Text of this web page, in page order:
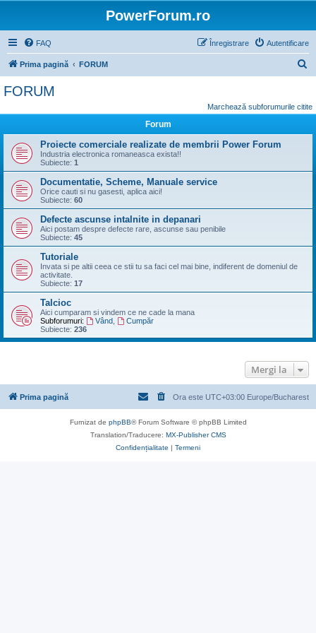
PowerForum.ro
FAQ Autentificare
Înregistrare
Prima pagină FORUM
t
FORUM
Marchează subforumurile citite
Forum
Proiecte comerciale realizate de membrii Power Forum
Industria electronica romaneasca exista!!
Subiecte: 1
Documentatie, Scheme, Manuale service
Orice cauti si nu gasesti, aplica aici!
Subiecte: 60
Defecte ascunse intalnite in depanari
Aici postam despre defecte rare, ascunse sau penibile
Subiecte: 45
Tutoriale
Invata si pe altii ceea ce stii tu sa faci cel mai bine, indiferent de domeniul de
activitate.
Subiecte: 17
Talcioc
Aici cumparam si vindem ce ne cade la mana
Subforumuri:
Vând,
Cumpăr
Subiecte: 236
Mergi la
Prima pagină Ora este UTC+03:00 Europe/Bucharest
Furnizat de phpBB® Forum Software © phpBB Limited
Translation/Traducere: MX-Publisher CMS
Confidențialitate | Termeni